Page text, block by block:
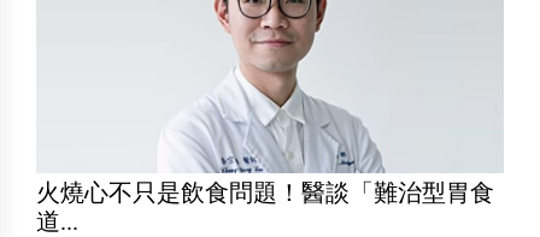
火燒心不只是飲食問題！醫談「難治型胃食
道...